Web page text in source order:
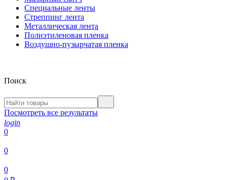
Специальные ленты
Стреппинг лента
Металлическая лента
Полиэтиленовая пленка
Воздушно-пузырчатая пленка
Поиск
Посмотреть все результаты
login
0
0
0